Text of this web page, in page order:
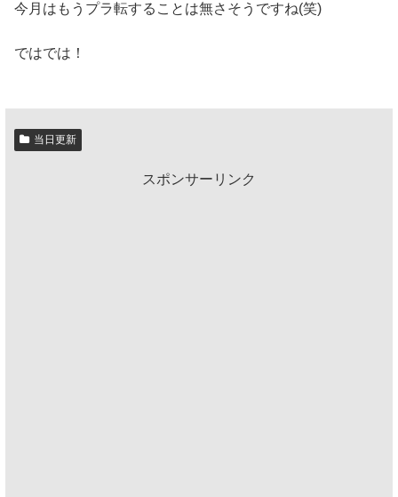
今月はもうプラ転することは無さそうですね(笑)
ではでは！
当日更新
スポンサーリンク